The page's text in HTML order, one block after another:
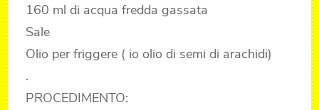
160 ml di acqua fredda gassata
Sale
Olio per friggere ( io olio di semi di arachidi)
.
PROCEDIMENTO: